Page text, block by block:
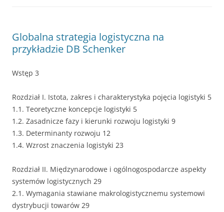
Globalna strategia logistyczna na
przykładzie DB Schenker
Wstęp 3
Rozdział I. Istota, zakres i charakterystyka pojęcia logistyki 5
1.1. Teoretyczne koncepcje logistyki 5
1.2. Zasadnicze fazy i kierunki rozwoju logistyki 9
1.3. Determinanty rozwoju 12
1.4. Wzrost znaczenia logistyki 23
Rozdział II. Międzynarodowe i ogólnogospodarcze aspekty
systemów logistycznych 29
2.1. Wymagania stawiane makrologistycznemu systemowi
dystrybucji towarów 29